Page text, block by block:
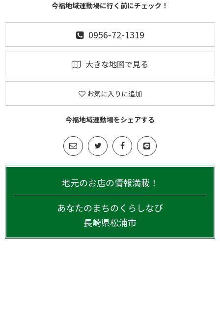
今福地域運動場に行く前にチェック！
0956-72-1319
大きな地図で見る
お気に入りに追加
今福地域運動場をシェアする
地元のお店の情報満載！
あなたのまちのくらしなび
長崎県松浦市